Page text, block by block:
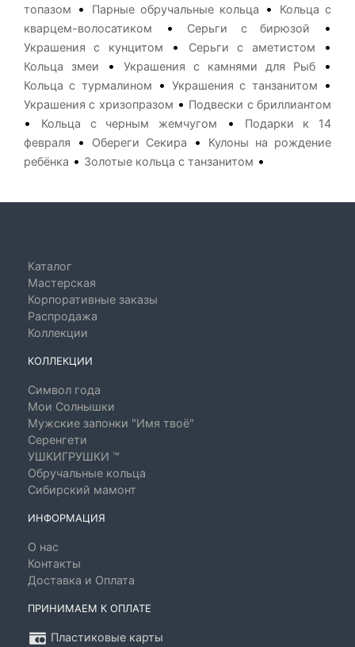
топазом
• Парные обручальные кольца •
Кольца с
кварцем-волосатиком
• Серьги с бирюзой •
Украшения с кунцитом • Серьги с аметистом •
Кольца змеи • Украшения с камнями для Рыб •
Кольца с турмалином •Украшения с танзанитом •
Украшения с хризопразом • Подвески с бриллиантом
• Кольца с черным жемчугом •
Подарки к 14
февраля
• Обереги Секира •
Кулоны на рождение
ребёнка • Золотые кольца с танзанитом •
Каталог
Мастерская
Корпоративные заказы
Распродажа
Коллекции
КОЛЛЕКЦИИ
Символ года
Мои Солнышки
Мужские запонки "Имя твоё"
Серенгети
УШКИГРУШКИ ™
Обручальные кольца
Сибирский мамонт
ИНФОРМАЦИЯ
О нас
Контакты
Доставка и Оплата
ПРИНИМАЕМ К ОПЛАТЕ
Пластиковые карты